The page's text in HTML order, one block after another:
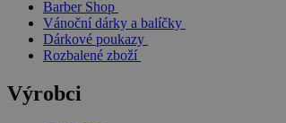
Barber Shop
Vánoční dárky a balíčky
Dárkové poukazy
Rozbalené zboží
Výrobci